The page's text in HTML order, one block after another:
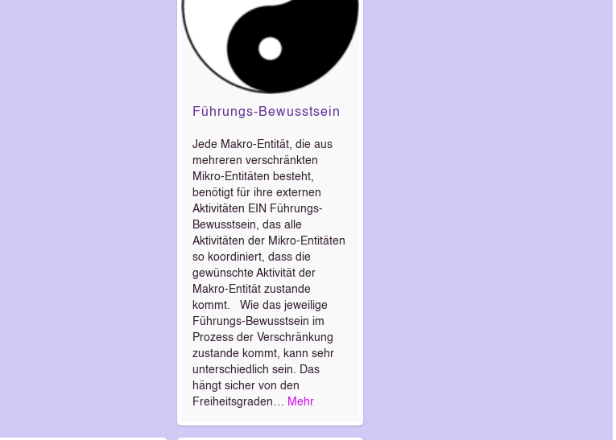
Führungs-Bewusstsein
Jede Makro-Entität, die aus
mehreren verschränkten
Mikro-Entitäten besteht,
benötigt für ihre externen
Aktivitäten EIN Führungs-
Bewusstsein, das alle
Aktivitäten der Mikro-Entitäten
so koordiniert, dass die
gewünschte Aktivität der
Makro-Entität zustande
kommt. Wie das jeweilige
Führungs-Bewusstsein im
Prozess der Verschränkung
zustande kommt, kann sehr
unterschiedlich sein. Das
hängt sicher von den
Freiheitsgraden… Mehr